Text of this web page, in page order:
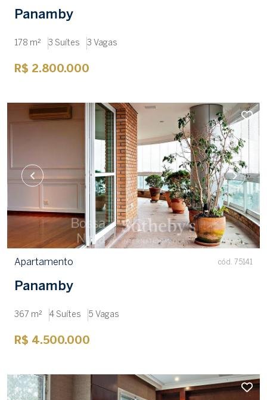
Panamby
178 m² 3 Suítes 3 Vagas
R$ 2.800.000
Apartamento cód. 75141
Panamby
367 m² 4 Suítes 5 Vagas
R$ 4.500.000